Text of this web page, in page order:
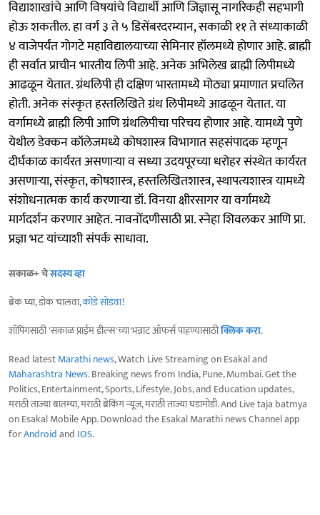
विद्याशाखांचे आणि विषयांचे विद्यार्थी आणि जिज्ञासू नागरिकही सहभागी
होऊ शकतील. हा वर्ग ३ ते ५ डिसेंबरदरम्यान, सकाळी ११ ते संध्याकाळी
४ वाजेपर्यंत गोगटे महाविद्यालयाच्या सेमिनार हॉलमध्ये होणार आहे. ब्राह्मी
ही सर्वात प्राचीन भारतीय लिपी आहे. अनेक अभिलेख ब्राह्मी लिपीमध्ये
आढळून येतात. ग्रंथलिपी ही दक्षिण भारतामध्ये मोठ्या प्रमाणात प्रचलित
होती. अनेक संस्कृत हस्तलिखिते ग्रंथ लिपीमध्ये आढळून येतात. या
वर्गामध्ये ब्राह्मी लिपी आणि ग्रंथलिपीचा परिचय होणार आहे. यामध्ये पुणे
येथील डेक्कन कॉलेजमध्ये कोषशास्त्र विभागात सहसंपादक म्हणून
दीर्घकाळ कार्यरत असणाऱ्या व सध्या उदयपूरच्या धरोहर संस्थेत कार्यरत
असणाऱ्या, संस्कृत, कोषशास्त्र, हस्तलिखितशास्त्र, स्थापत्यशास्त्र यामध्ये
संशोधनात्मक कार्य करणाऱ्या डॉ. विनया क्षीरसागर या वर्गामध्ये
मार्गदर्शन करणार आहेत. नावनोंदणीसाठी प्रा. स्नेहा शिवलकर आणि प्रा.
प्रज्ञा भट यांच्याशी संपर्क साधावा.
सकाळ+ चेसदस्य व्हा
ब्रेक घ्या, डोकं चालवा,कोडे सोडवा!
शॉपिंगसाठी 'सकाळ प्राईम डील्स'च्या भन्नाट ऑफर्स पाहण्यासाठीक्लिक करा.
Read latestMarathi news, Watch Live Streaming on Esakal and
Maharashtra News. Breaking news from India, Pune, Mumbai. Get the
Politics, Entertainment, Sports, Lifestyle, Jobs, and Education updates,
मराठी ताज्या बातम्या, मराठी ब्रेकिंग न्यूज, मराठी ताज्या घडामोडी. And Live taja batmya
on Esakal Mobile App. Download the Esakal Marathi news Channel app
forAndroidand IOS.